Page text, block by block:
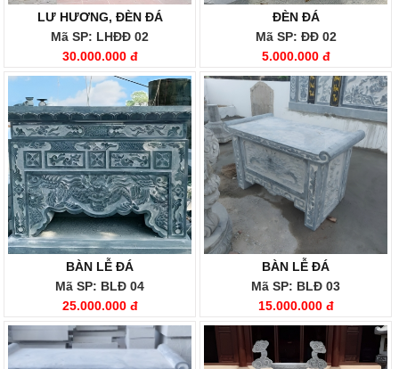
LƯ HƯƠNG, ĐÈN ĐÁ
Mã SP: LHĐĐ 02
30.000.000 đ
ĐÈN ĐÁ
Mã SP: ĐĐ 02
5.000.000 đ
BÀN LỄ ĐÁ
Mã SP: BLĐ 04
25.000.000 đ
BÀN LỄ ĐÁ
Mã SP: BLĐ 03
15.000.000 đ